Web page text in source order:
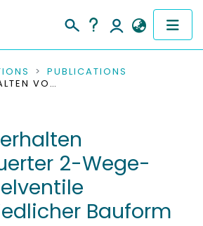
PUBLICATIONS
BETRIEBSVERHALTEN VORGESTEUERTER 2-WEGE-STROMREGELVENTILE UNTERSCHIEDLICHER BAUFORM
2-Wege-
Bauform